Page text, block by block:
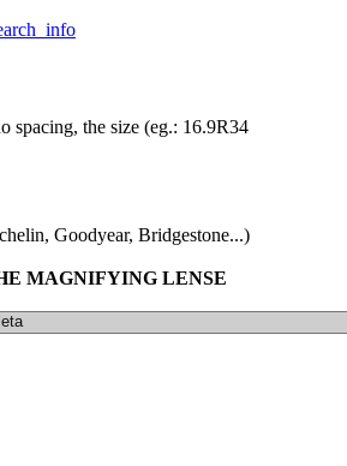
spacing, the size (eg.: 16.9R34
Goodyear, Bridgestone...)
MAGNIFYING LENSE